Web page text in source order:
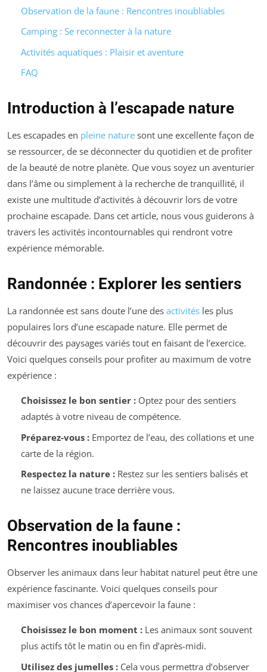
Observation de la faune : Rencontres inoubliables
Camping : Se reconnecter à la nature
Activités aquatiques : Plaisir et aventure
FAQ
Introduction à l’escapade nature
Les escapades en pleine nature sont une excellente façon de
se ressourcer, de se déconnecter du quotidien et de profiter
de la beauté de notre planète. Que vous soyez un aventurier
dans l’âme ou simplement à la recherche de tranquillité, il
existe une multitude d’activités à découvrir lors de votre
prochaine escapade. Dans cet article, nous vous guiderons à
travers les activités incontournables qui rendront votre
expérience mémorable.
Randonnée : Explorer les sentiers
La randonnée est sans doute l’une des activités les plus
populaires lors d’une escapade nature. Elle permet de
découvrir des paysages variés tout en faisant de l’exercice.
Voici quelques conseils pour profiter au maximum de votre
expérience :
Choisissez le bon sentier :Optez pour des sentiers
adaptés à votre niveau de compétence.
Préparez-vous :Emportez de l’eau, des collations et une
carte de la région.
Respectez la nature :Restez sur les sentiers balisés et
ne laissez aucune trace derrière vous.
Observation de la faune :
Rencontres inoubliables
Observer les animaux dans leur habitat naturel peut être une
expérience fascinante. Voici quelques conseils pour
maximiser vos chances d’apercevoir la faune :
Choisissez le bon moment :Les animaux sont souvent
plus actifs tôt le matin ou en fin d’après-midi.
Utilisez des jumelles :Cela vous permettra d’observer